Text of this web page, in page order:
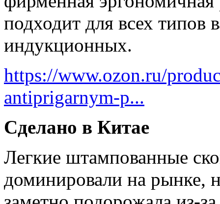
подходит для всех типов
индукционных.
https://www.ozon.ru/
antiprigarnym-p...
Сделано в Китае
Легкие штампованные
доминировали на рынке,